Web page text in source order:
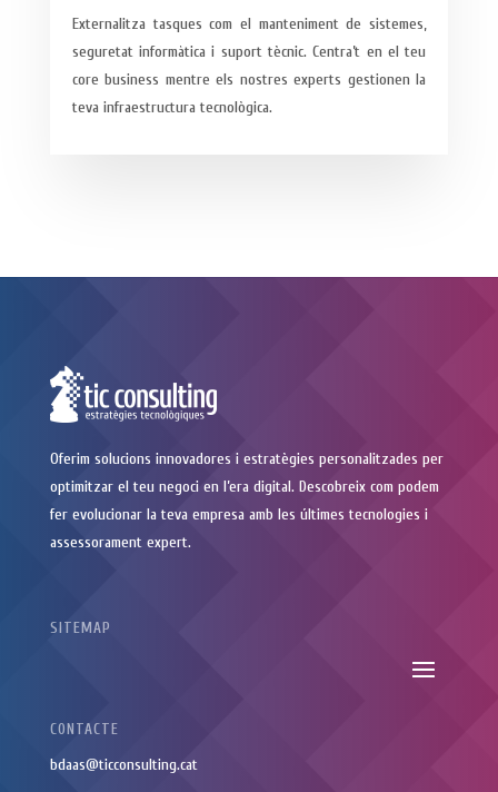
Externalitza tasques com el manteniment de sistemes,
seguretat informàtica i suport tècnic. Centra’t en el teu
core business mentre els nostres experts gestionen la
teva infraestructura tecnològica.
Oferim solucions innovadores i estratègies personalitzades per
optimitzar el teu negoci en l’era digital. Descobreix com podem
fer evolucionar la teva empresa amb les últimes tecnologies i
assessorament expert.
SITEMAP
CONTACTE
bdaas@ticconsulting.cat